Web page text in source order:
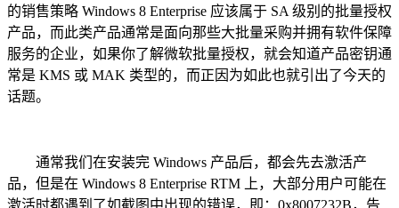
的销售策略 Windows 8 Enterprise 应该属于 SA 级别的批量授权
产品，而此类产品通常是面向那些大批量采购并拥有软件保障
服务的企业，如果你了解微软批量授权，就会知道产品密钥通
常是 KMS 或 MAK 类型的，而正因为如此也就引出了今天的
话题。
通常我们在安装完 Windows 产品后，都会先去激活产
品，但是在 Windows 8 Enterprise RTM 上，大部分用户可能在